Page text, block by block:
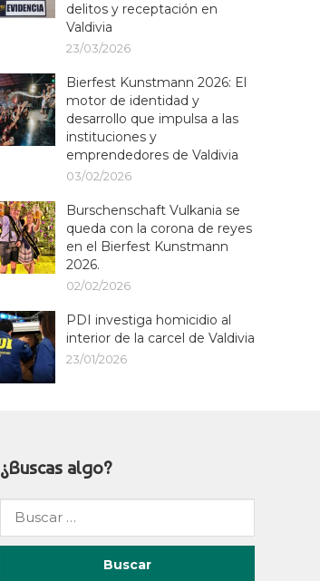
delitos y receptación en
Valdivia
23/03/2026
Bierfest Kunstmann 2026: El
motor de identidad y
desarrollo que impulsa a las
instituciones y
emprendedores de Valdivia
03/02/2026
Burschenschaft Vulkania se
queda con la corona de reyes
en el Bierfest Kunstmann
2026.
02/02/2026
PDI investiga homicidio al
interior de la carcel de Valdivia
23/01/2026
¿Buscas algo?
Buscar
por: